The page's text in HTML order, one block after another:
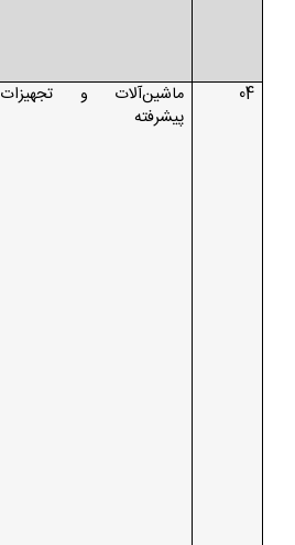
04
ماشین‌آلات و تجهیزات
پیشرفته